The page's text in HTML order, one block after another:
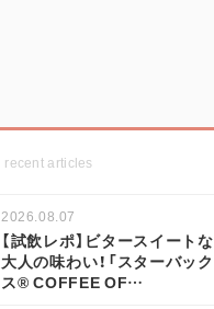
recent articles
2026.08.07
【試飲レポ】ビタースイートな
大人の味わい！「スターバック
ス® COFFEE OF…